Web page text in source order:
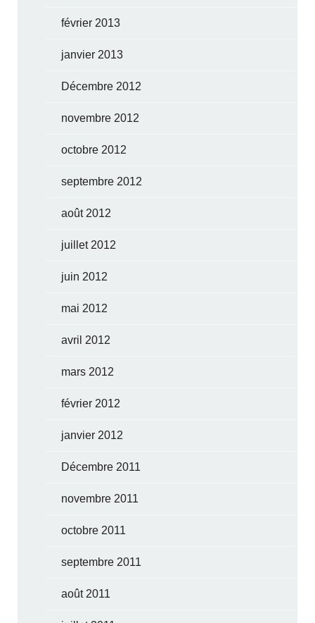
février 2013
janvier 2013
Décembre 2012
novembre 2012
octobre 2012
septembre 2012
août 2012
juillet 2012
juin 2012
mai 2012
avril 2012
mars 2012
février 2012
janvier 2012
Décembre 2011
novembre 2011
octobre 2011
septembre 2011
août 2011